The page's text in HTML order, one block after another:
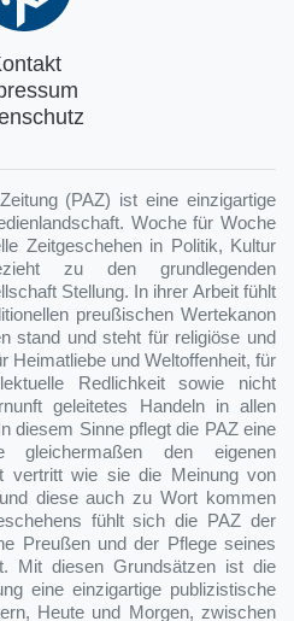
(PAZ) ist eine einzigartige
Woche für Woche
Zeitgeschehen in Politik, Kultur
zu den grundlegenden
Stellung. In ihrer Arbeit fühlt
preußischen Wertekanon
stand und steht für religiöse und
Heimatliebe und Weltoffenheit, für
Redlichkeit sowie nicht
geleitetes Handeln in allen
diesem Sinne pflegt die PAZ eine
gleichermaßen den eigenen
vertritt wie sie die Meinung von
diese auch zu Wort kommen
fühlt sich die PAZ der
Preußen und der Pflege seines
Mit diesen Grundsätzen ist die
eine einzigartige publizistische
Heute und Morgen, zwischen